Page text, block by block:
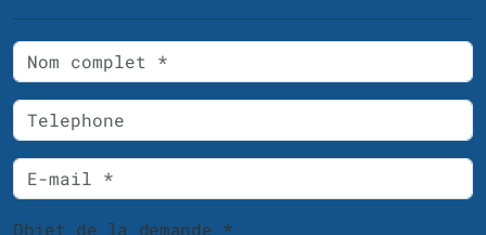
Objet de la demande *